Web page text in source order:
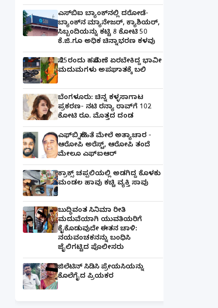
ಎಸ್‌ಬಿಐ ಬ್ಯಾಂಕ್‌ನಲ್ಲಿ‌ ದರೋಡೆ-
ಬ್ಯಾಂಕ್​ನ ಮ್ಯಾನೇಜರ್‌, ಕ್ಯಾಶಿಯರ್‌,
ಸಿಬ್ಬಂದಿಯನ್ನು ಕಟ್ಟಿ 8 ಕೋಟಿ 50
ಕೆ.ಜಿ.ಗೂ ಅಧಿಕ ಚಿನ್ನಾಭರಣ ಕಳವು
ಸೆ.25ರಂದು ಹಸೆಮಣೆ ಏರಬೇಕಿದ್ದ ಭಾವೀ
ಮದುಮಗಳು ಅಪಘಾತಕ್ಕೆ ಬಲಿ
ಬೆಂಗಳೂರು: ಚಿನ್ನ ಕಳ್ಳಸಾಗಾಟ
ಪ್ರಕರಣ- ನಟಿ ರನ್ಯಾ ರಾವ್‌ಗೆ 102
ಕೋಟಿ ರೂ. ಮೊತ್ತದ ದಂಡ
ಎಫ್‌ಬಿ ಸ್ನೇಹಿತೆ ಮೇಲೆ ಅತ್ಯಾಚಾರ -
ಆರೋಪಿ ಅರೆಸ್ಟ್, ಆರೋಪಿ ತಂದೆ
ಮೇಲೂ ಎಫ್ಐಆರ್
ಕ್ರಾಕ್ಸ್ ಚಪ್ಪಲಿಯಲ್ಲಿ ಅಡಗಿದ್ದ ಕೊಳಕು
ಮಂಡಲ ಹಾವು ಕಚ್ಚಿ ವ್ಯಕ್ತಿ ಸಾವು
ಬುದ್ಧಿವಂತ ಸಿನಿಮಾ ರೀತಿ
ಮದುವೆಯಾಗಿ ಯುವತಿಯರಿಗೆ
ಕೈಕೊಡುವುದೇ ಈತನ ಚಾಳಿ:
ನಯವಂಚಕನನ್ನು ಬಂಧಿಸಿ
ಜೈಲಿಗಟ್ಟಿದ ಪೊಲೀಸರು
ಜಿಲೆಟಿನ್ ಸಿಡಿಸಿ ಪ್ರೇಯಸಿಯನ್ನು
ಕೊಲೆಗೈದ ಪ್ರಿಯಕರ